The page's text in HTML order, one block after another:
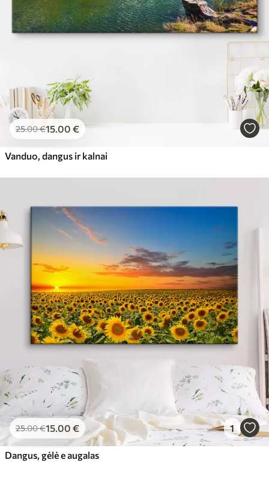
25.00€15.00 €
Vanduo, dangus ir kalnai
25.00€15.00 € 1
Dangus, gėlė e augalas